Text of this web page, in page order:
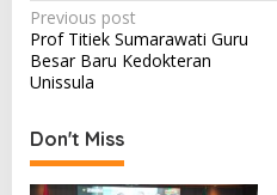
Post
navigation
Previous post
Prof Titiek Sumarawati Guru
Besar Baru Kedokteran
Unissula
Don't Miss